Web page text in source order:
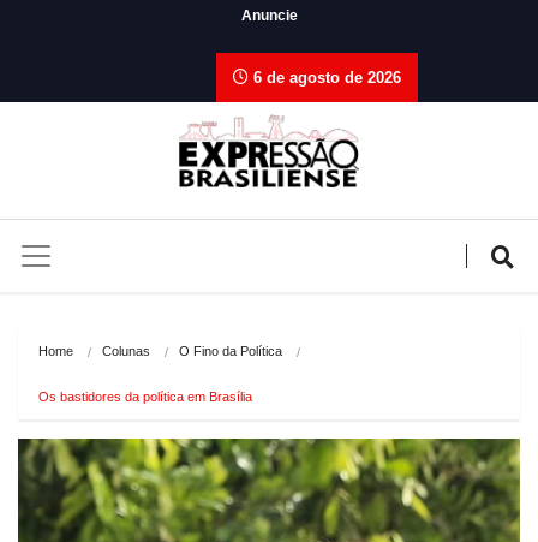
Anuncie
6 de agosto de 2026
Home Colunas O Fino da Política
Os bastidores da política em Brasília